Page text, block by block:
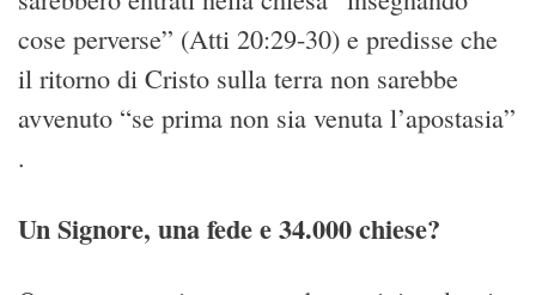
cose perverse” (Atti 20:29-30) e predisse che
il ritorno di Cristo sulla terra non sarebbe
avvenuto “se prima non sia venuta l’apostasia”
.
Un Signore, una fede e 34.000 chiese?